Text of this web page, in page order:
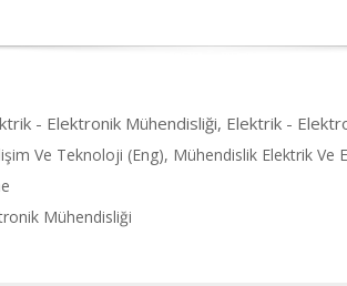
- Elektronik Mühendisliği, Elektrik -
Ve Teknoloji (Eng), Mühendislik Elektrik Ve
Mühendisliği